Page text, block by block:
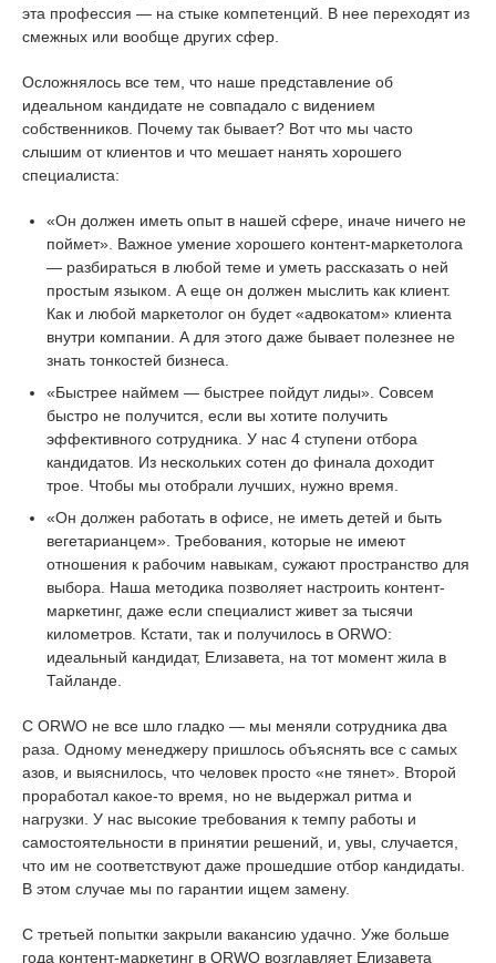
эта профессия — на стыке компетенций. В нее переходят из
смежных или вообще других сфер.
Осложнялось все тем, что наше представление об
идеальном кандидате не совпадало с видением
собственников. Почему так бывает? Вот что мы часто
слышим от клиентов и что мешает нанять хорошего
специалиста:
«Он должен иметь опыт в нашей сфере, иначе ничего не
поймет». Важное умение хорошего контент-маркетолога
— разбираться в любой теме и уметь рассказать о ней
простым языком. А еще он должен мыслить как клиент.
Как и любой маркетолог он будет «адвокатом» клиента
внутри компании. А для этого даже бывает полезнее не
знать тонкостей бизнеса.
«Быстрее наймем — быстрее пойдут лиды». Совсем
быстро не получится, если вы хотите получить
эффективного сотрудника. У нас 4 ступени отбора
кандидатов. Из нескольких сотен до финала доходит
трое. Чтобы мы отобрали лучших, нужно время.
«Он должен работать в офисе, не иметь детей и быть
вегетарианцем». Требования, которые не имеют
отношения к рабочим навыкам, сужают пространство для
выбора. Наша методика позволяет настроить контент-
маркетинг, даже если специалист живет за тысячи
километров. Кстати, так и получилось в ORWO:
идеальный кандидат, Елизавета, на тот момент жила в
Тайланде.
С ORWO не все шло гладко — мы меняли сотрудника два
раза. Одному менеджеру пришлось объяснять все с самых
азов, и выяснилось, что человек просто «не тянет». Второй
проработал какое-то время, но не выдержал ритма и
нагрузки. У нас высокие требования к темпу работы и
самостоятельности в принятии решений, и, увы, случается,
что им не соответствуют даже прошедшие отбор кандидаты.
В этом случае мы по гарантии ищем замену.
С третьей попытки закрыли вакансию удачно. Уже больше
года контент-маркетинг в ORWO возглавляет Елизавета